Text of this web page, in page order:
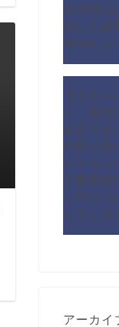
2024年
説した資
News よ
【グロ
ィ 毎月
み立てる
の取り扱
ントベン
ア教育移
し穴につ
してし
アーカイ